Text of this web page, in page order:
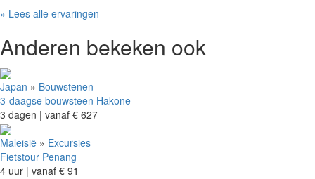
» Lees alle ervaringen
Anderen bekeken ook
Japan » Bouwstenen
3-daagse bouwsteen Hakone
3 dagen | vanaf € 627
Maleisië » Excursies
Fietstour Penang
4 uur | vanaf € 91